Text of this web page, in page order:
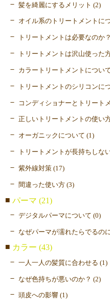
髪を綺麗にするメリット (2)
オイル系のトリートメントに
トリートメントは必要なのか
トリートメントは沢山使った
カラートリートメントについ
トリートメントのシリコンに
コンディショナーとトリート
正しいトリートメントの使い
オーガニックについて (1)
トリートメントが長持ちしな
紫外線対策 (17)
間違った使い方 (3)
パーマ (21)
デジタルパーマについて (0)
なぜパーマが濡れたらでるの
カラー (43)
一人一人の髪質に合わせる (1)
なぜ色持ちが悪いのか？ (2)
頭皮への影響 (1)